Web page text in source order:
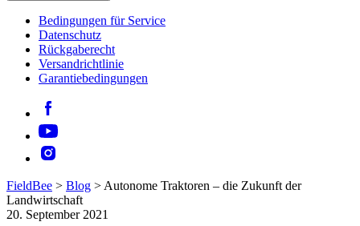
Bedingungen für Service
Datenschutz
Rückgaberecht
Versandrichtlinie
Garantiebedingungen
FieldBee > Blog > Autonome Traktoren – die Zukunft der
Landwirtschaft
20. September 2021